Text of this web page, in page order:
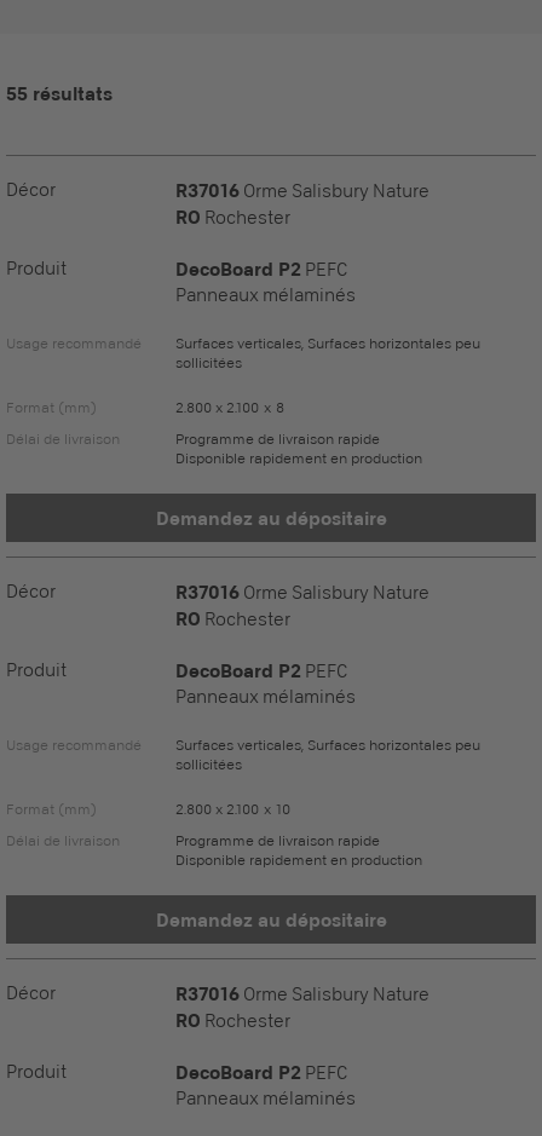
55 résultats
Décor R37016 Orme Salisbury Nature
RO Rochester
Produit DecoBoard P2 PEFC
Panneaux mélaminés
Usage recommandé
Surfaces verticales, Surfaces horizontales peu
sollicitées
Format (mm)
2.800 x 2.100 x 8
Délai de livraison
Programme de livraison rapide
Disponible rapidement en production
Demandez au dépositaire
Décor R37016 Orme Salisbury Nature
RO Rochester
Produit DecoBoard P2 PEFC
Panneaux mélaminés
Usage recommandé
Surfaces verticales, Surfaces horizontales peu
sollicitées
Format (mm)
2.800 x 2.100 x 10
Délai de livraison
Programme de livraison rapide
Disponible rapidement en production
Demandez au dépositaire
Décor R37016 Orme Salisbury Nature
RO Rochester
Produit DecoBoard P2 PEFC
Panneaux mélaminés